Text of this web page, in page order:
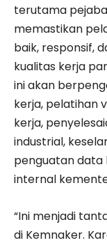
terutama
memastikan
baik, responsif,
kualitas kerja
ini akan
kerja, pelatihan
kerja,
industrial,
penguatan
internal
“Ini menjadi
di Kemnaker.